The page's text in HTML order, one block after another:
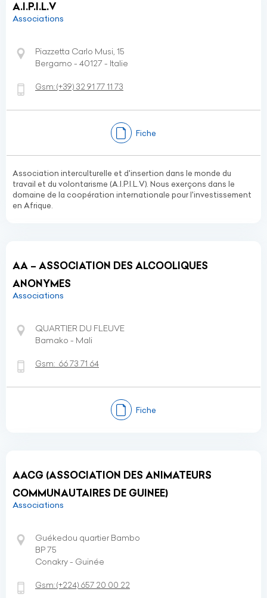
A.I.P.I.L.V
Associations
Piazzetta Carlo Musi, 15
Bergamo - 40127 - Italie
Gsm:(+39) 32 91 77 11 73
Fiche
Association interculturelle et d'insertion dans le monde du
travail et du volontarisme (A.I.P.I.L.V). Nous exerçons dans le
domaine de la coopération internationale pour l'investissement
en Afrique.
AA – ASSOCIATION DES ALCOOLIQUES
ANONYMES
Associations
QUARTIER DU FLEUVE
Bamako - Mali
Gsm: 66 73 71 64
Fiche
AACG (ASSOCIATION DES ANIMATEURS
COMMUNAUTAIRES DE GUINEE)
Associations
Guékedou quartier Bambo
BP 75
Conakry - Guinée
Gsm:(+224) 657 20 00 22